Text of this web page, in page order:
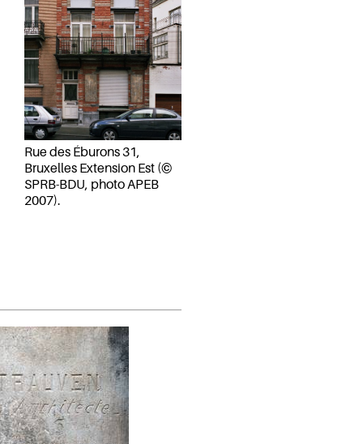
Rue des Éburons 31,
Bruxelles Extension Est (©
SPRB-BDU, photo APEB
2007).